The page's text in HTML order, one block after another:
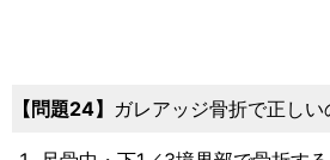
問題24 ガレアッジ骨折で正しい